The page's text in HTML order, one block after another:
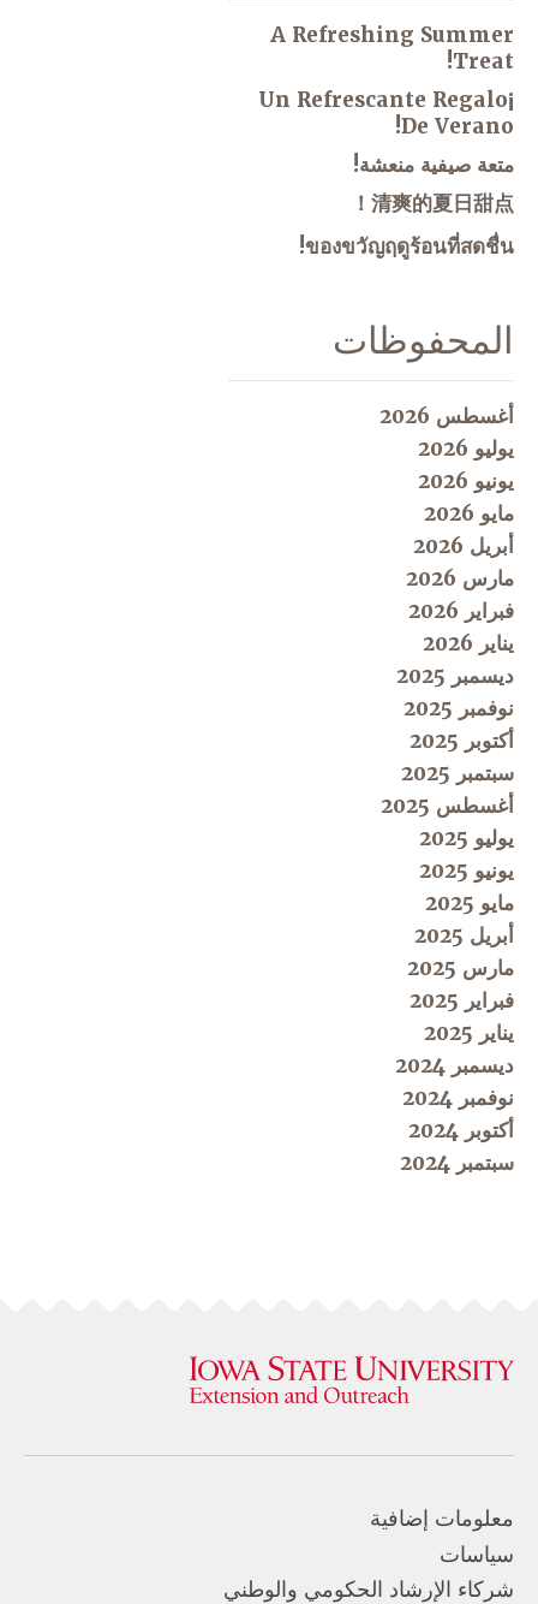
A Refreshing Summer
Treat!
¡Un Refrescante Regalo
De Verano!
متعة صيفية منعشة!
清爽的夏日甜点！
ของขวัญฤดูร้อนที่สดชื่น!
المحفوظات
أغسطس 2026
يوليو 2026
يونيو 2026
مايو 2026
أبريل 2026
مارس 2026
فبراير 2026
يناير 2026
ديسمبر 2025
نوفمبر 2025
أكتوبر 2025
سبتمبر 2025
أغسطس 2025
يوليو 2025
يونيو 2025
مايو 2025
أبريل 2025
مارس 2025
فبراير 2025
يناير 2025
ديسمبر 2024
نوفمبر 2024
أكتوبر 2024
سبتمبر 2024
معلومات إضافية
سياسات
شركاء الإرشاد الحكومي والوطني